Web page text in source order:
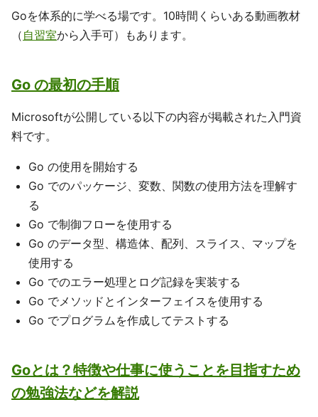
Goを体系的に学べる場です。10時間くらいある動画教材
（ 自習室から入手可）もあります。
Go の最初の手順
Microsoftが公開している以下の内容が掲載された入門資
料です。
Go の使用を開始する
Go でのパッケージ、変数、関数の使用方法を理解す
る
Go で制御フローを使用する
Go のデータ型、構造体、配列、スライス、マップを
使用する
Go でのエラー処理とログ記録を実装する
Go でメソッドとインターフェイスを使用する
Go でプログラムを作成してテストする
Goとは？特徴や仕事に使うことを目指すため
の勉強法などを解説